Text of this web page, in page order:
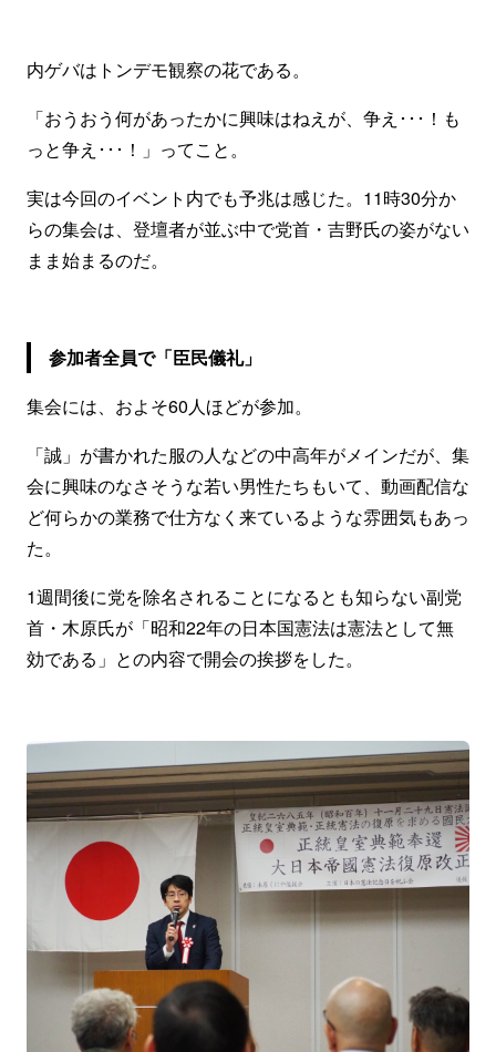
内ゲバはトンデモ観察の花である。
「おうおう何があったかに興味はねえが、争え･･･！も
っと争え･･･！」ってこと。
実は今回のイベント内でも予兆は感じた。11時30分か
らの集会は、登壇者が並ぶ中で党首・吉野氏の姿がない
まま始まるのだ。
参加者全員で「臣民儀礼」
集会には、およそ60人ほどが参加。
「誠」が書かれた服の人などの中高年がメインだが、集
会に興味のなさそうな若い男性たちもいて、動画配信な
ど何らかの業務で仕方なく来ているような雰囲気もあっ
た。
1週間後に党を除名されることになるとも知らない副党
首・木原氏が「昭和22年の日本国憲法は憲法として無
効である」との内容で開会の挨拶をした。